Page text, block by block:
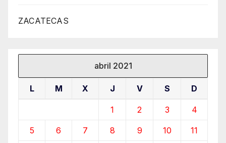
ZACATECAS
abril 2021
L M X J V S D
1 2 3 4
5 6 7 8 9 10 11